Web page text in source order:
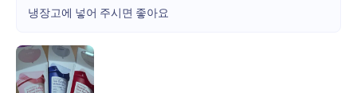
하고 있습니다.
엄마랑 같이 사용하고 있는데 엄마도 좋다고 하시네요 재구매 의사
있습니다
냉장고에 넣어 주시면 좋아요